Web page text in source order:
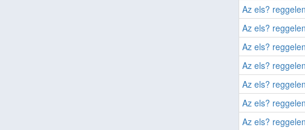
Az els? reggelen
Az els? reggelen
Az els? reggelen
Az els? reggelen
Az els? reggelen
Az els? reggelen
Az els? reggelen